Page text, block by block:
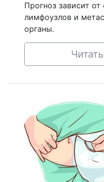
Прогноз зависит
лимфоузлов и
органы.